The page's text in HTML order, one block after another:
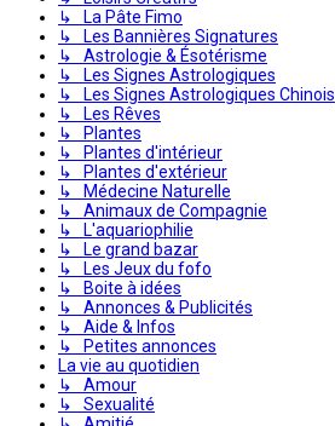
↳ La Pâte Fimo
↳ Les Bannières Signatures
↳ Astrologie & Ésotérisme
↳ Les Signes Astrologiques
↳ Les Signes Astrologiques Chinois
↳ Les Rêves
↳ Plantes
↳ Plantes d'intérieur
↳ Plantes d'extérieur
↳ Médecine Naturelle
↳ Animaux de Compagnie
↳ L'aquariophilie
↳ Le grand bazar
↳ Les Jeux du fofo
↳ Boite à idées
↳ Annonces & Publicités
↳ Aide & Infos
↳ Petites annonces
La vie au quotidien
↳ Amour
↳ Sexualité